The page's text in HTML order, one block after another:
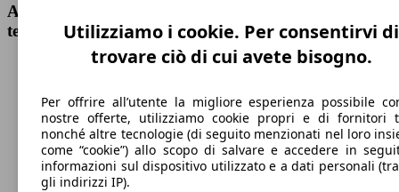
Alfa Romeo Giulia 2.2 t Business 190cv auto Dati
tecnici
230 km/h
Velocità massima
Utilizziamo i cookie. Per consentirvi di
trovare ciò di cui avete bisogno.
Per offrire all’utente la migliore esperienza possibile
nostre offerte, utilizziamo cookie propri e di fornitori
nonché altre tecnologie (di seguito menzionati nel loro
come “cookie”) allo scopo di salvare e accedere in
informazioni sul dispositivo utilizzato e a dati personali
gli indirizzi IP).